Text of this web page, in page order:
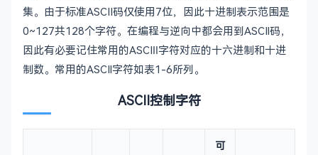
集。由于标准ASCII码仅使用7位，因此十进制表示范围是
0~127共128个字符。在编程与逆向中都会用到ASCIl码，
因此有必要记住常用的ASCIⅡ字符对应的十六进制和十进
制数。常用的ASCIl字符如表1-6所列。
ASCII控制字符
可